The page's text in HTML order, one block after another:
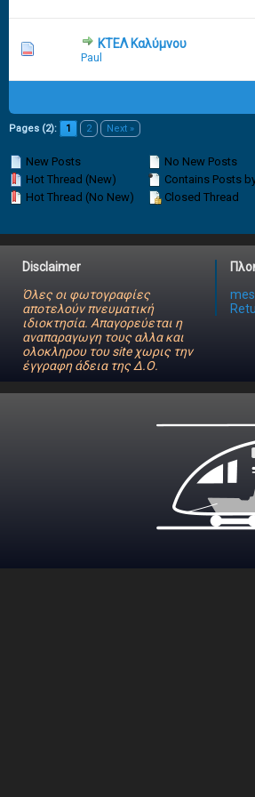
ΚΤΕΛ Καλύμνου
Paul
2 Vote(s) - 2.5 out of 5 in
1
Pages (2): 1 2 Next »
New Posts
Hot Thread (New)
Hot Thread (No New)
No New Posts
Contains Posts
Closed Thread
Disclaimer
Όλες οι φωτογραφίες
αποτελούν πνευματική
ιδιοκτησία. Απαγορεύεται η
αναπαραγωγη τους αλλα και
ολοκληρου του site χωρις την
έγγραφη άδεια της Δ.Ο.